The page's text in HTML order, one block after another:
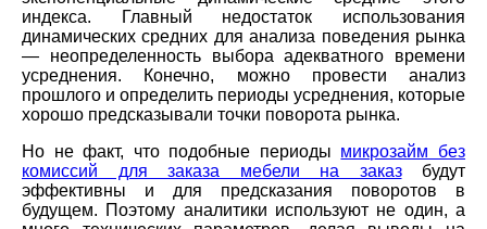
индекса. Главный недостаток использования
динамических средних для анализа поведения рынка
— неопределенность выбора адекватного времени
усреднения. Конечно, можно провести анализ
прошлого и определить периоды усреднения, которые
хорошо предсказывали точки поворота рынка.
Но не факт, что подобные периоды микрозайм без
комиссий для заказа мебели на заказбудут
эффективны и для предсказания поворотов в
будущем. Поэтому аналитики используют не один, а